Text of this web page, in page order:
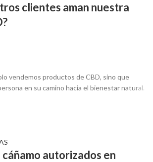
clientes aman nuestra
vendemos productos de CBD, sino que
en su camino hacia el bienestar natural.
autorizados en